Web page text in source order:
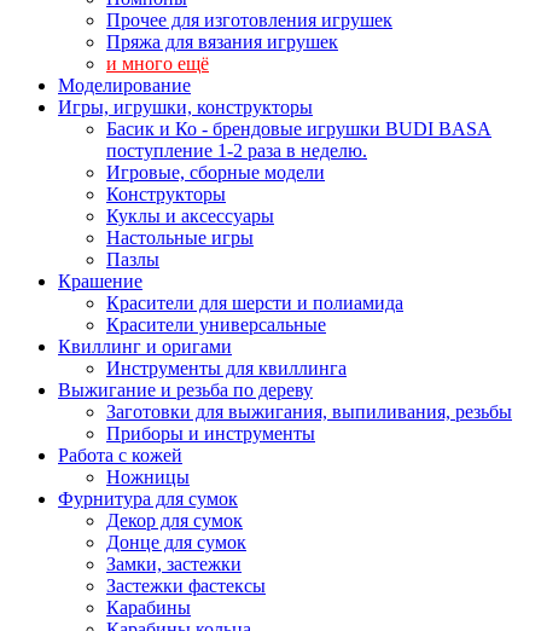
Прочее для изготовления игрушек
Пряжа для вязания игрушек
и много ещё
Моделирование
Игры, игрушки, конструкторы
Басик и Ко - брендовые игрушки BUDI BASA
поступление 1-2 раза в неделю.
Игровые, сборные модели
Конструкторы
Куклы и аксессуары
Настольные игры
Пазлы
Крашение
Красители для шерсти и полиамида
Красители универсальные
Квиллинг и оригами
Инструменты для квиллинга
Выжигание и резьба по дереву
Заготовки для выжигания, выпиливания, резьбы
Приборы и инструменты
Работа с кожей
Ножницы
Фурнитура для сумок
Декор для сумок
Донце для сумок
Замки, застежки
Застежки фастексы
Карабины